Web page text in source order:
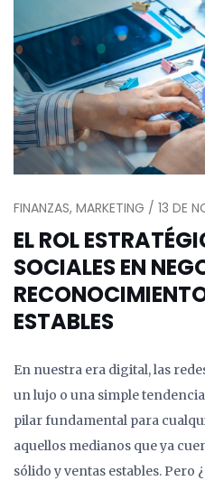
FINANZAS, MARKETING / 13 DE
EL ROL
SOCIALES EN
ESTABLES
En nuestra era digital, las
un lujo o una simple
pilar fundamental para
aquellos medianos que ya
sólido y ventas estables.